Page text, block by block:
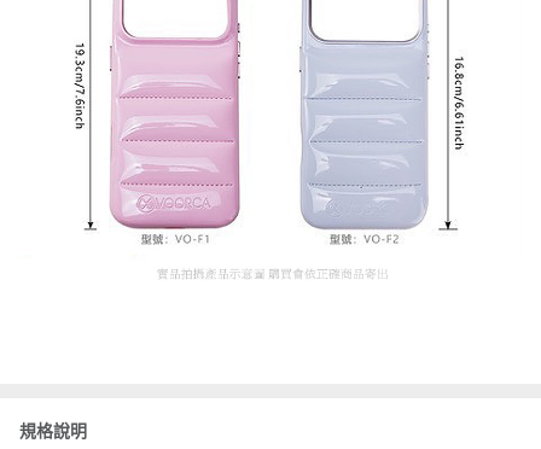
規格說明